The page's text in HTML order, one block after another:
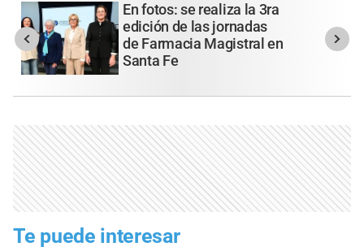
En fotos: se realiza la 3ra
edición de las jornadas
de Farmacia Magistral en
Santa Fe
Te puede interesar